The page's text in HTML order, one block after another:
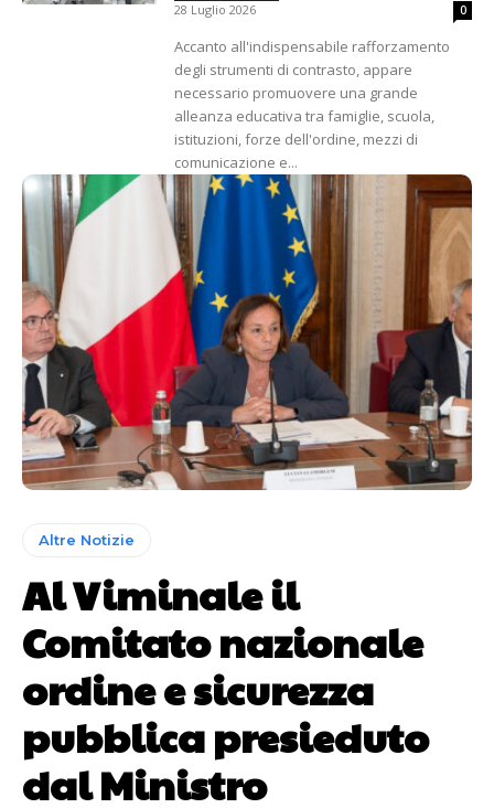
28 Luglio 2026
0
Accanto all'indispensabile rafforzamento
degli strumenti di contrasto, appare
necessario promuovere una grande
alleanza educativa tra famiglie, scuola,
istituzioni, forze dell'ordine, mezzi di
comunicazione e...
Altre Notizie
Al Viminale il
Comitato nazionale
ordine e sicurezza
pubblica presieduto
dal Ministro